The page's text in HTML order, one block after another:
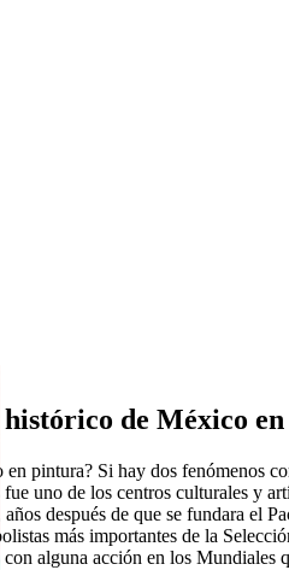
histórico de México
pintura? Si hay dos fenómenos
uno de los centros culturales y
después de que se fundara el
más importantes de la
alguna acción en los Mundiales